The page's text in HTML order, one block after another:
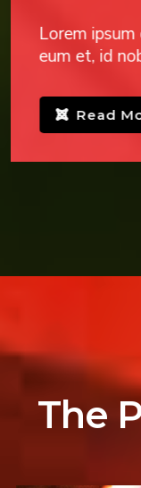
Lorem
eum et, id
Read
The